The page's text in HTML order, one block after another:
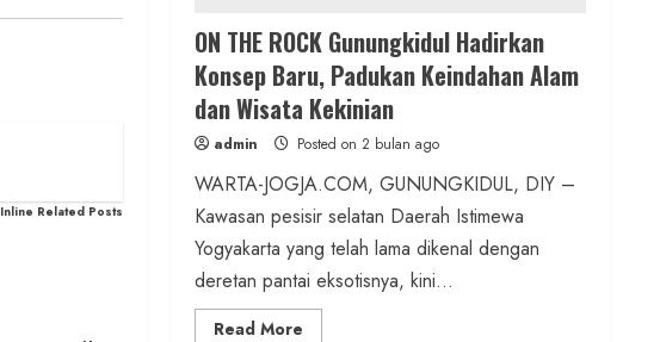
Inline Related Posts
Gudang SD Negeri 1 Jerukan, Polsek
Juwangi Lakukan Olah TKP
admin Posted on 11 jam ago
1 min read
Berita Daerah
Lomba Pengagungan Kalurahan
Balong: Merayakan HUT ke-81 RI
untuk Memperkokoh Persatuan dan
ON THE ROCK Gunungkidul Hadirkan
Konsep Baru, Padukan Keindahan Alam
dan Wisata Kekinian
admin Posted on 2 bulan ago
WARTA-JOGJA.COM, GUNUNGKIDUL, DIY –
Kawasan pesisir selatan Daerah Istimewa
Yogyakarta yang telah lama dikenal dengan
deretan pantai eksotisnya, kini...
Read More